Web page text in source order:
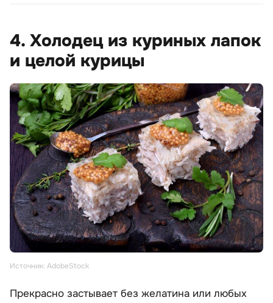
4. Холодец из куриных лапок
и целой курицы
Источник: AdobeStock
Прекрасно застывает без желатина или любых